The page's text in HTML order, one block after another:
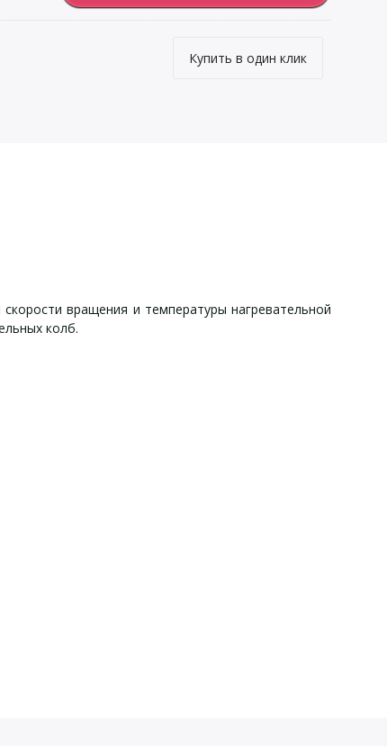
Купить в один клик
вращения и температуры нагревательной
колб.